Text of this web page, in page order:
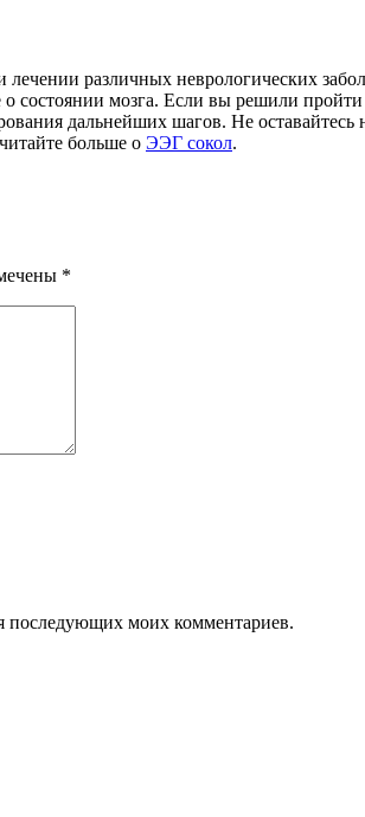
различных неврологических
состоянии мозга. Если вы решили
дальнейших шагов. Не
больше о ЭЭГ сокол.
*
последующих моих комментариев.